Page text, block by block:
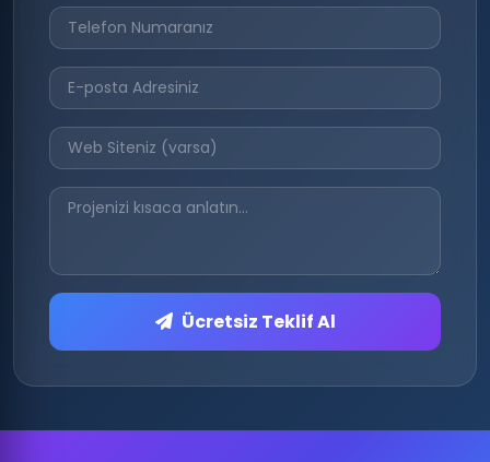
Ücretsiz Teklif Al